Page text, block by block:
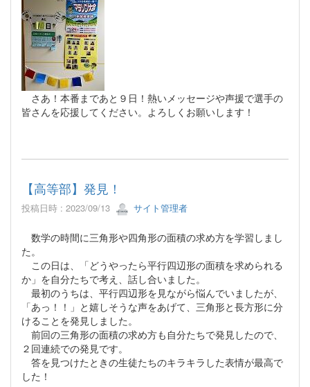
さあ！本番まであと９日！熱いメッセージや声援で選手の
皆さんを応援してください。よろしくお願いします！
【高等部】発見！
投稿日時 : 2023/09/13 サイト管理者
数学の時間に三角形や四角形の面積の求め方を学習しまし
た。
この日は、「どうやったら平行四辺形の面積を求められる
か」を自分たちで考え、話し合いました。
最初のうちは、平行四辺形を見ながら悩んでいましたが、
「あっ！！」と嬉しそうな声をあげて、三角形と長方形に分
けることを発見しました。
前回の三角形の面積の求め方も自分たちで発見したので、
２回連続での発見です。
答を見つけたときの生徒たちのキラキラした表情が最高で
した！